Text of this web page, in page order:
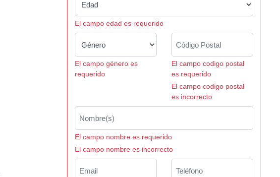
El campo edad es requerido
El campo género es
requerido
El campo codigo postal
es requerido
El campo codigo postal
es incorrecto
El campo nombre es requerido
El campo nombre es incorrecto